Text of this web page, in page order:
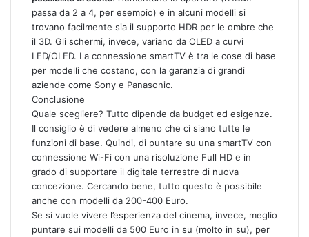
passa da 2 a 4, per esempio) e in alcuni modelli si
trovano facilmente sia il supporto HDR per le ombre che
il 3D. Gli schermi, invece, variano da OLED a curvi
LED/OLED. La connessione smartTV è tra le cose di base
per modelli che costano, con la garanzia di grandi
aziende come Sony e Panasonic.
Conclusione
Quale scegliere? Tutto dipende da budget ed esigenze.
Il consiglio è di vedere almeno che ci siano tutte le
funzioni di base. Quindi, di puntare su una smartTV con
connessione Wi-Fi con una risoluzione Full HD e in
grado di supportare il digitale terrestre di nuova
concezione. Cercando bene, tutto questo è possibile
anche con modelli da 200-400 Euro.
Se si vuole vivere l’esperienza del cinema, invece, meglio
puntare sui modelli da 500 Euro in su (molto in su), per